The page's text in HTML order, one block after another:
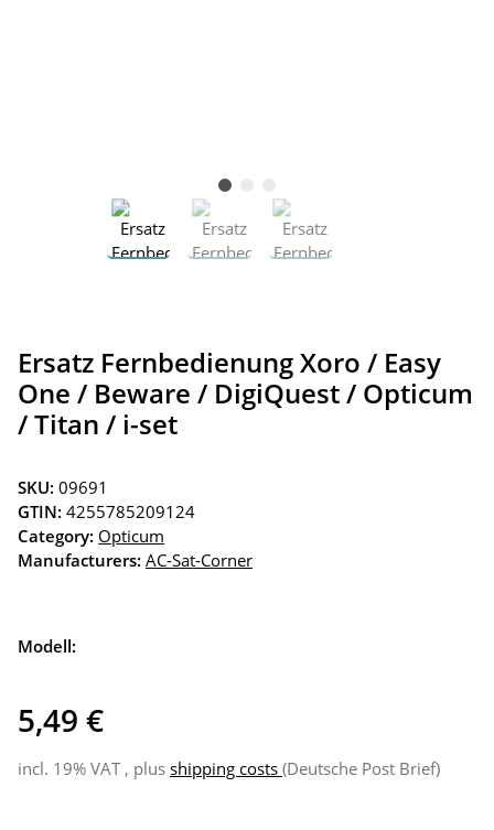
Ersatz Fernbedienung Xoro / Easy
One / Beware / DigiQuest / Opticum
/ Titan / i-set
SKU: 09691
GTIN: 4255785209124
Category: Opticum
Manufacturers: AC-Sat-Corner
Modell:
5,49 €
incl. 19% VAT , plus shipping costs (Deutsche Post Brief)